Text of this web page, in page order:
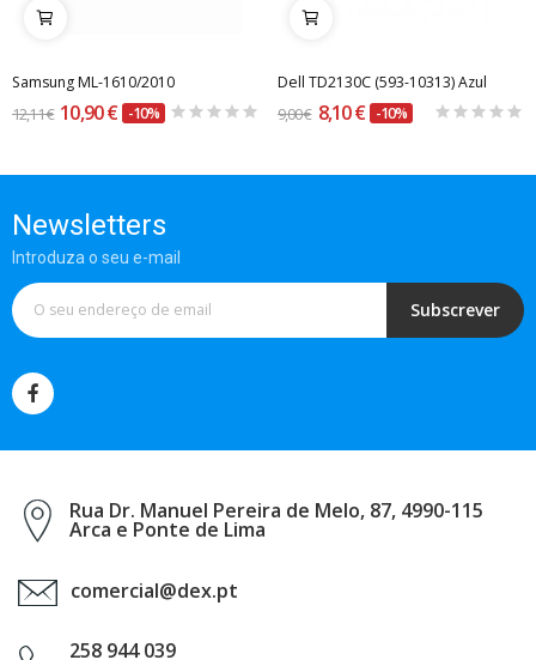
Samsung ML-1610/2010
12,11 € 10,90 € -10%
Dell TD2130C (593-10313) Azul
9,00 € 8,10 € -10%
Newsletters
Introduza o seu e-mail
Subscrever
Rua Dr. Manuel Pereira de Melo, 87, 4990-115
Arca e Ponte de Lima
comercial@dex.pt
258 944 039